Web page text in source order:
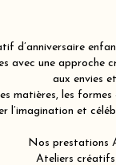
d’anniversaire
avec une approche
aux envies
matières, les
l’imagination et
Nos prestations
Ateliers créatifs